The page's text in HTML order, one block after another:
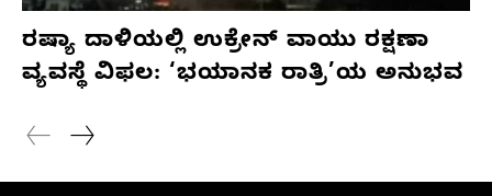
ರಷ್ಯಾ ದಾಳಿಯಲ್ಲಿ ಉಕ್ರೇನ್ ವಾಯು ರಕ್ಷಣಾ
ವ್ಯವಸ್ಥೆ ವಿಫಲ: ‘ಭಯಾನಕ ರಾತ್ರಿ’ಯ ಅನುಭವ